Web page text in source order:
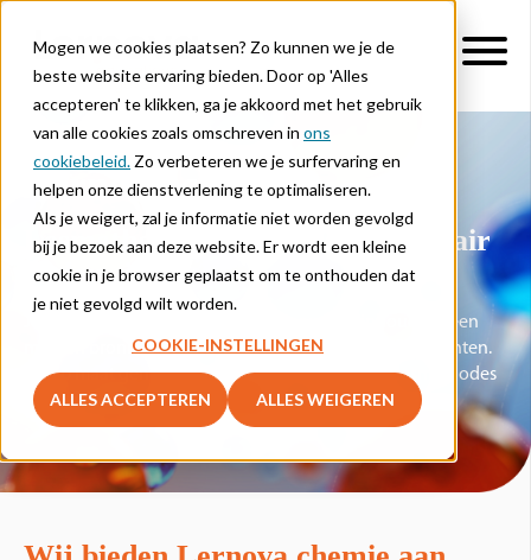
Mogen we cookies plaatsen? Zo kunnen we je de
beste website ervaring bieden. Door op 'Alles
accepteren' te klikken, ga je akkoord met het gebruik
van alle cookies zoals omschreven in ons
cookiebeleid. Zo verbeteren we je surfervaring en
helpen onze dienstverlening te optimaliseren.
Als je weigert, zal je informatie niet worden gevolgd
bij je bezoek aan deze website. Er wordt een kleine
cookie in je browser geplaatst om te onthouden dat
je niet gevolgd wilt worden.
COOKIE-INSTELLINGEN
ALLES ACCEPTEREN ALLES WEIGEREN
Lernova chemie
Lesmethode chemie voor secundair
onderwijs
Jouw leerlingen ontdekken de nieuwe leerinhoud via een
mix van bronnen, oefeningen en kijk- en luisterfragmenten.
De op maat gemaakte multimedia maken deze lesmethodes
uniek.